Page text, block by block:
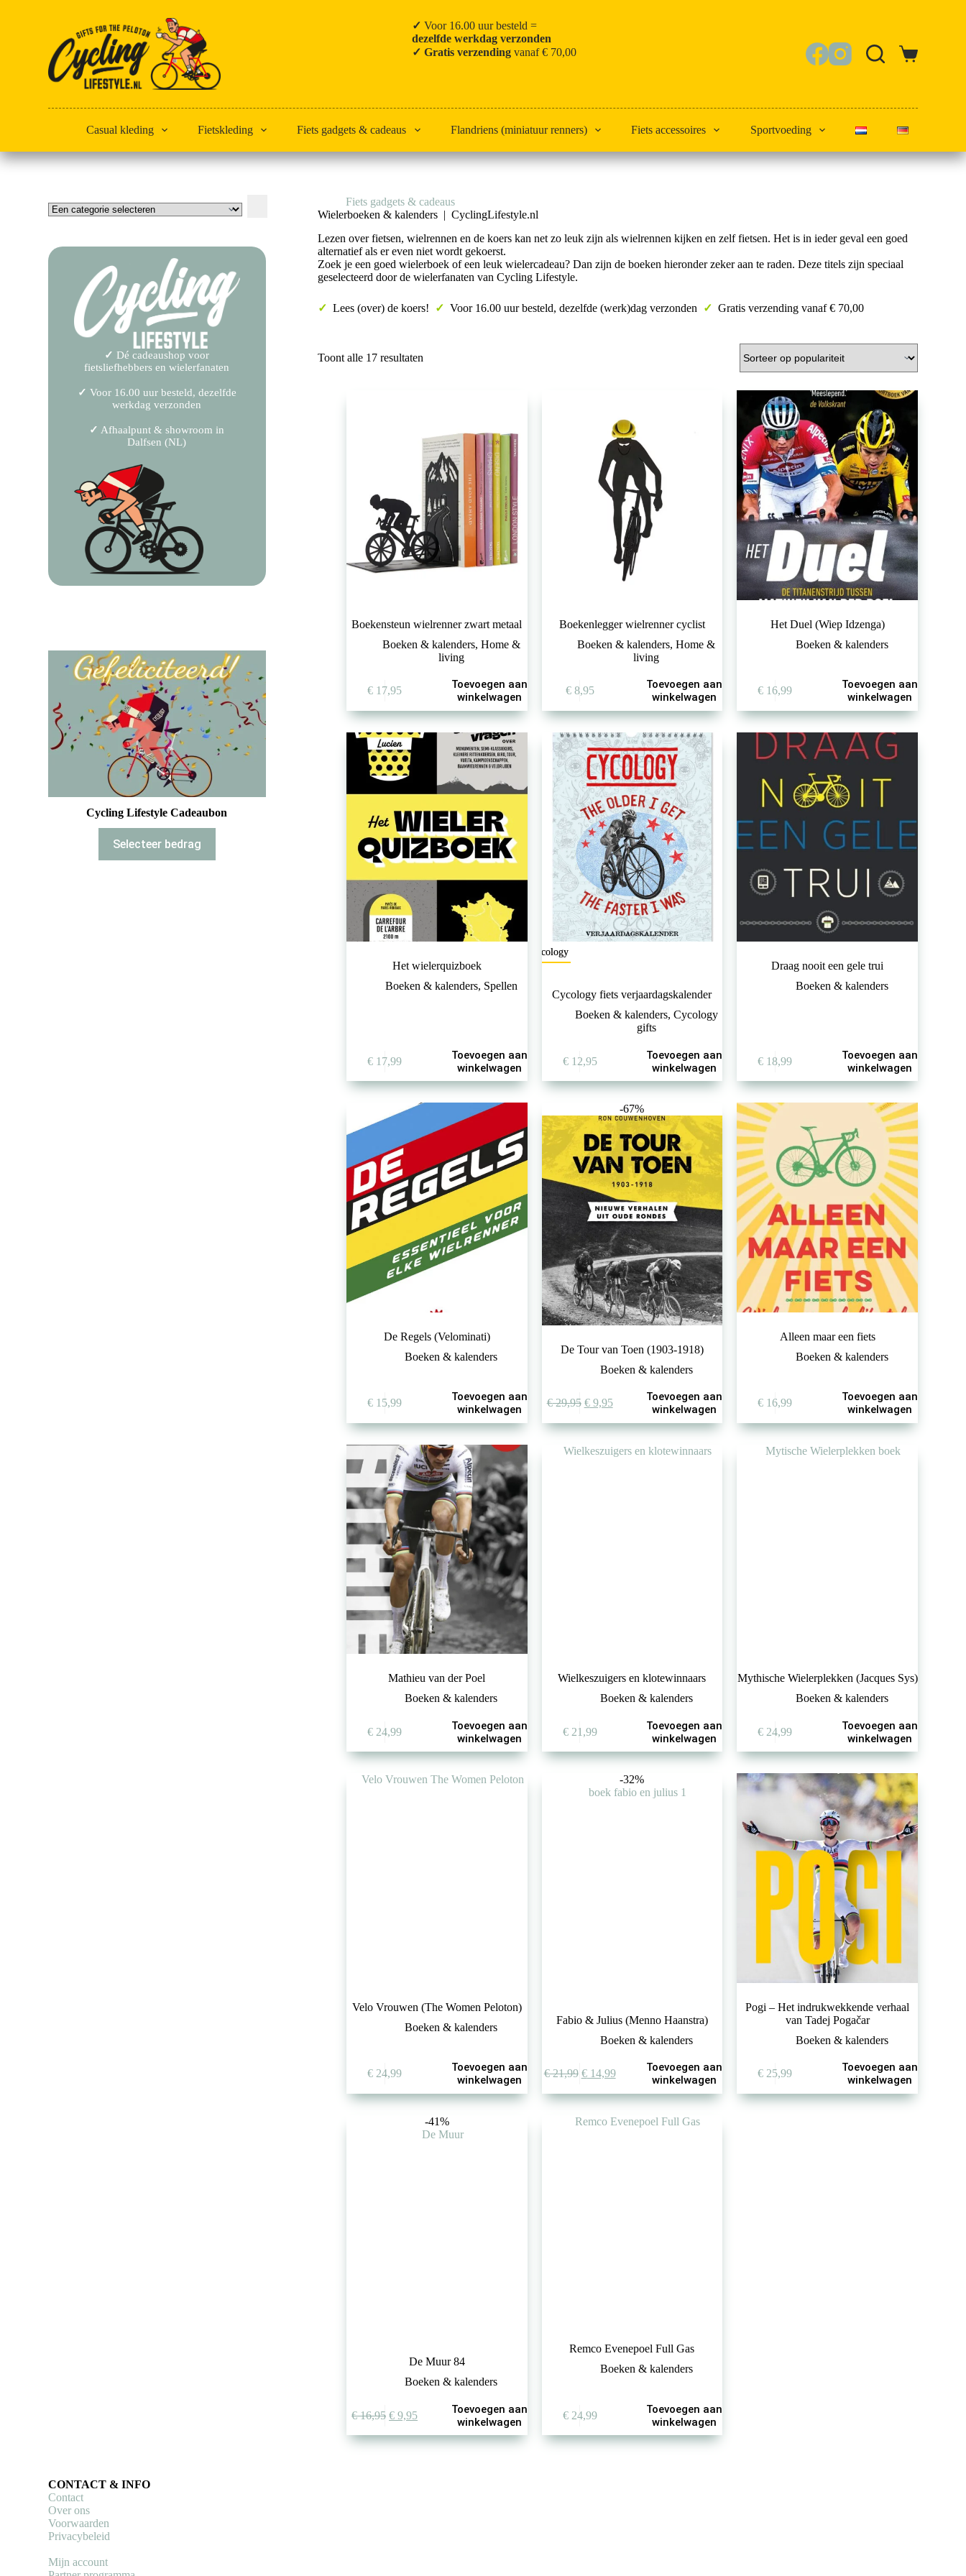
✓ Voor 16.00 uur besteld =
dezelfde werkdag verzonden
✓ Gratis verzendingvanaf € 70,00
Winkelwagen
Casual kleding Fietskleding Fiets gadgets & cadeaus Flandriens (miniatuur renners) Fiets accessoires Sportvoeding
HomeFiets gadgets & cadeaus
Wielerboeken & kalenders | CyclingLifestyle.nl
Lezen over fietsen, wielrennen en de koers kan net zo leuk zijn als wielrennen kijken en zelf fietsen. Het is in ieder geval een goed
alternatief als er even niet wordt gekoerst.
Zoek je een goed wielerboek of een leuk wielercadeau? Dan zijn de boeken hieronder zeker aan te raden. Deze titels zijn speciaal
geselecteerd door de wielerfanaten van Cycling Lifestyle.
✓Lees (over) de koers! ✓ Voor 16.00 uur besteld, dezelfde (werk)dag verzonden ✓ Gratis verzending vanaf € 70,00
Toont alle 17 resultaten
Boekensteun wielrenner zwart metaal
Boeken & kalenders, Home &
living
€ 17,95
Toevoegen aan
winkelwagen
Boekenlegger wielrenner cyclist
Boeken & kalenders,Home &
living
€8,95
Toevoegen aan
winkelwagen
Het Duel (Wiep Idzenga)
Boeken & kalenders
€ 16,99
Toevoegen aan
winkelwagen
Het wielerquizboek
Boeken & kalenders, Spellen
€ 17,99
Toevoegen aan
winkelwagen
Cycology
Cycology fiets verjaardagskalender
Boeken & kalenders, Cycology
gifts
€12,95
Toevoegen aan
winkelwagen
Draag nooit een gele trui
Boeken & kalenders
€ 18,99
Toevoegen aan
winkelwagen
De Regels (Velominati)
Boeken & kalenders
€ 15,99
Toevoegen aan
winkelwagen
-67%
De Tour van Toen (1903-1918)
Boeken & kalenders
€29,95 Oorspronkelijke
was:
€9,95Huidige
is:
Toevoegen aan
winkelwagen
Alleen maar een fiets
Boeken & kalenders
€ 16,99
Toevoegen aan
winkelwagen
Mathieu van der Poel
Boeken & kalenders
€ 24,99
Toevoegen aan
winkelwagen
Wielkeszuigers en klotewinnaars
Boeken & kalenders
€21,99
Toevoegen aan
winkelwagen
Mythische Wielerplekken (Jacques Sys)
Boeken & kalenders
€ 24,99
Toevoegen aan
winkelwagen
Velo Vrouwen (The Women Peloton)
Boeken & kalenders
€ 24,99
Toevoegen aan
winkelwagen
-32%
Fabio & Julius (Menno Haanstra)
Boeken & kalenders
€21,99 Oorspronkelijke
was:
€14,99Huidige
is:
Toevoegen aan
winkelwagen
Pogi – Het indrukwekkende verhaal
van Tadej Pogačar
Boeken & kalenders
€ 25,99
Toevoegen aan
winkelwagen
-41%
De Muur 84
Boeken & kalenders
€16,95 Oorspronkelijke
was:
€ 9,95Huidige
is:
Toevoegen aan
winkelwagen
Remco Evenepoel Full Gas
Boeken & kalenders
€24,99
Toevoegen aan
winkelwagen
categorie
✓ Dé cadeaushop voor
fietsliefhebbers en wielerfanaten
✓ Voor 16.00 uur besteld, dezelfde
werkdag verzonden
✓ Afhaalpunt & showroom in
Dalfsen (NL)
Cycling Lifestyle Cadeaubon
Selecteer bedrag
CONTACT & INFO
Contact
Over ons
Voorwaarden
Privacybeleid
Mijn account